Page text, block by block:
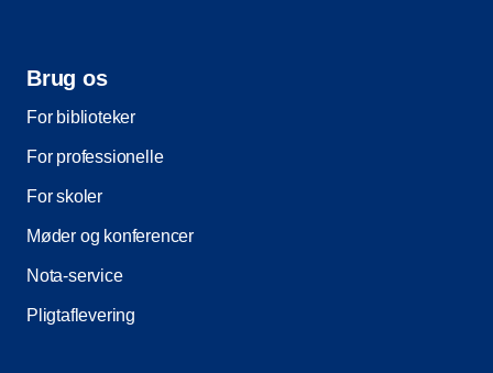
Brug os
For biblioteker
For professionelle
For skoler
Møder og konferencer
Nota-service
Pligtaflevering